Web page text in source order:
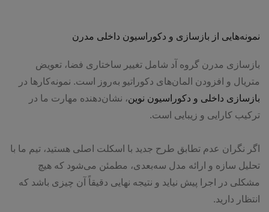
نمونه‌هایی از بازسازی و دکوراسیون داخلی مدرن
بازسازی مدرن گروه آد شامل تغییر ساختاری فضا، تعویض
متریال و افزودن المان‌های دکوراتیو به‌روز است. نمونه‌کارها در
بازسازی داخلی و دکوراسیون نوین، نشان‌دهنده مهارت ما در
ترکیب کارایی و زیبایی است.
اگر نگران عدم تطابق طرح جدید با اسکلت اصلی هستید، تیم ما با
تحلیل سازه و ارائه مدل سه‌بعدی، مطمئن می‌شود که هیچ
مشکلی در اجرا پیش نیاید و نتیجه نهایی دقیقاً آن چیزی باشد که
انتظار دارید.